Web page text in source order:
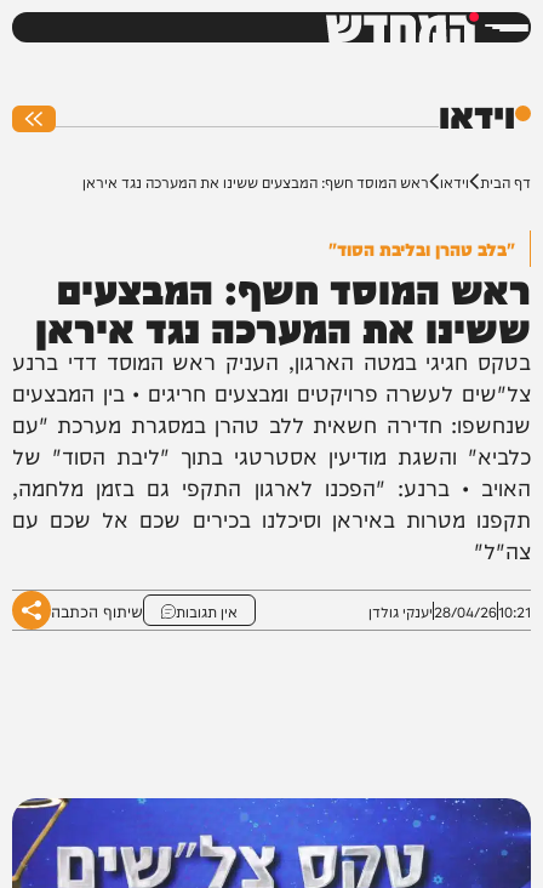
המחדש
וידאו
דף הבית וידאו ראש המוסד חשף: המבצעים ששינו את המערכה נגד איראן
"בלב טהרן ובליבת הסוד"
ראש המוסד חשף: המבצעים
ששינו את המערכה נגד איראן
בטקס חגיגי במטה הארגון, העניק ראש המוסד דדי ברנע
צל"שים לעשרה פרויקטים ומבצעים חריגים • בין המבצעים
שנחשפו: חדירה חשאית ללב טהרן במסגרת מערכת "עם
כלביא" והשגת מודיעין אסטרטגי בתוך "ליבת הסוד" של
האויב • ברנע: "הפכנו לארגון התקפי גם בזמן מלחמה,
תקפנו מטרות באיראן וסיכלנו בכירים שכם אל שכם עם
צה"ל"
10:21
28/04/26יענקי גולדן אין תגובות שיתוף הכתבה